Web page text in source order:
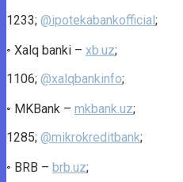
1233; @ipotekabankofficial;
◦ Xalq banki – xb.uz;
1106; @xalqbankinfo;
◦ MKBank – mkbank.uz;
1285; @mikrokreditbank;
◦ BRB – brb.uz;